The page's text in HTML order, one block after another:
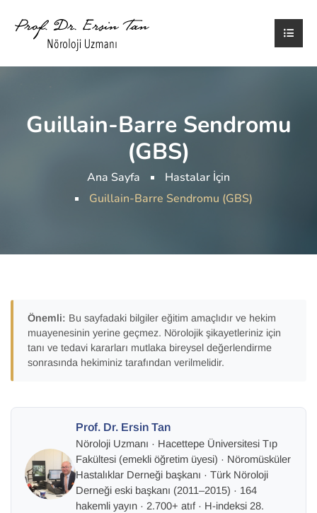
Guillain-Barre Sendromu
(GBS)
Ana Sayfa
Hastalar İçin
Guillain-Barre Sendromu (GBS)
Önemli: Bu sayfadaki bilgiler eğitim amaçlıdır ve hekim
muayenesinin yerine geçmez. Nörolojik şikayetleriniz için
tanı ve tedavi kararları mutlaka bireysel değerlendirme
sonrasında hekiminiz tarafından verilmelidir.
Prof. Dr. Ersin Tan
Nöroloji Uzmanı · Hacettepe Üniversitesi Tıp
Fakültesi (emekli öğretim üyesi) · Nöromüsküler
Hastalıklar Derneği başkanı · Türk Nöroloji
Derneği eski başkanı (2011–2015) · 164
hakemli yayın · 2.700+ atıf · H-indeksi 28.